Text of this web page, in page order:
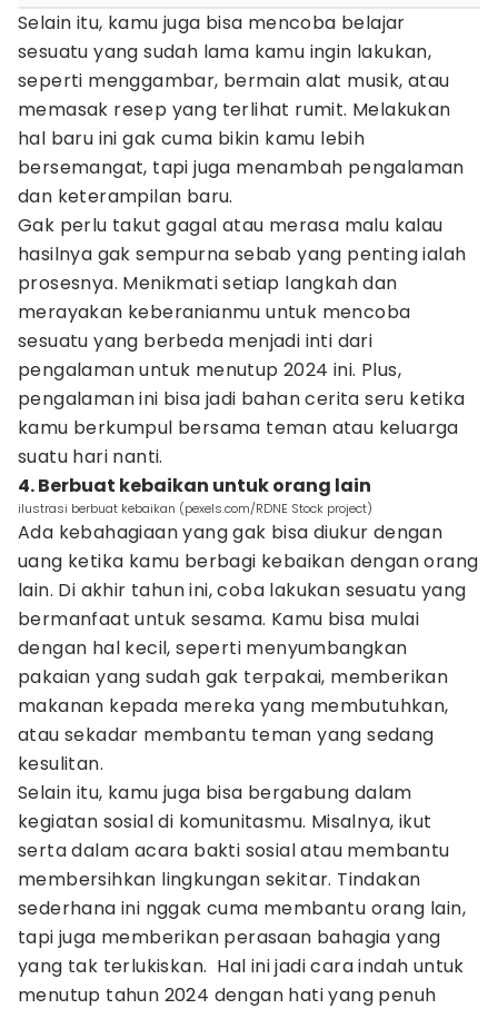
Selain itu, kamu juga bisa mencoba belajar
sesuatu yang sudah lama kamu ingin lakukan,
seperti menggambar, bermain alat musik, atau
memasak resep yang terlihat rumit. Melakukan
hal baru ini gak cuma bikin kamu lebih
bersemangat, tapi juga menambah pengalaman
dan keterampilan baru.
Gak perlu takut gagal atau merasa malu kalau
hasilnya gak sempurna sebab yang penting ialah
prosesnya. Menikmati setiap langkah dan
merayakan keberanianmu untuk mencoba
sesuatu yang berbeda menjadi inti dari
pengalaman untuk menutup 2024 ini. Plus,
pengalaman ini bisa jadi bahan cerita seru ketika
kamu berkumpul bersama teman atau keluarga
suatu hari nanti.
4. Berbuat kebaikan untuk orang lain
ilustrasi berbuat kebaikan (pexels.com/RDNE Stock project)
Ada kebahagiaan yang gak bisa diukur dengan
uang ketika kamu berbagi kebaikan dengan orang
lain. Di akhir tahun ini, coba lakukan sesuatu yang
bermanfaat untuk sesama. Kamu bisa mulai
dengan hal kecil, seperti menyumbangkan
pakaian yang sudah gak terpakai, memberikan
makanan kepada mereka yang membutuhkan,
atau sekadar membantu teman yang sedang
kesulitan.
Selain itu, kamu juga bisa bergabung dalam
kegiatan sosial di komunitasmu. Misalnya, ikut
serta dalam acara bakti sosial atau membantu
membersihkan lingkungan sekitar. Tindakan
sederhana ini nggak cuma membantu orang lain,
tapi juga memberikan perasaan bahagia yang
yang tak terlukiskan. Hal ini jadi cara indah untuk
menutup tahun 2024 dengan hati yang penuh